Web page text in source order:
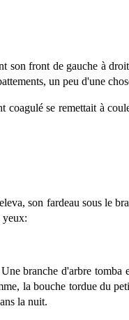
son front de gauche à
un peu d'une
se remettait à
son fardeau sous le
yeux:
branche d'arbre
la bouche tordue du
la nuit.